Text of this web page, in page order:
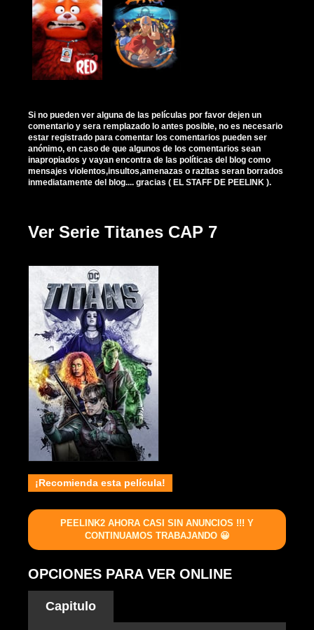
Si no pueden ver alguna de las películas por favor dejen un
comentario y sera remplazado lo antes posible, no es necesario
estar registrado para comentar los comentarios pueden ser
anónimo, en caso de que algunos de los comentarios sean
inapropiados y vayan encontra de las políticas del blog como
mensajes violentos,insultos,amenazas o razitas seran borrados
inmediatamente del blog.... gracias ( EL STAFF DE PEELINK ).
Ver Serie Titanes CAP 7
¡Recomienda esta película!
PEELINK2 AHORA CASI SIN ANUNCIOS !!! Y
CONTINUAMOS TRABAJANDO 😀
OPCIONES PARA VER ONLINE
Capitulo